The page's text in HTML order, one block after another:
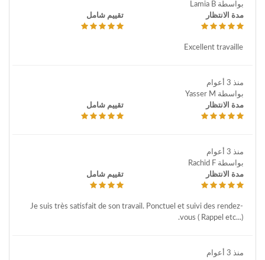
بواسطة Lamia B
مدة الانتظار
تقييم شامل
Excellent travaille
منذ 3 أعوام
بواسطة Yasser M
مدة الانتظار
تقييم شامل
منذ 3 أعوام
بواسطة Rachid F
مدة الانتظار
تقييم شامل
Je suis très satisfait de son travail. Ponctuel et suivi des rendez-
vous ( Rappel etc...).
منذ 3 أعوام